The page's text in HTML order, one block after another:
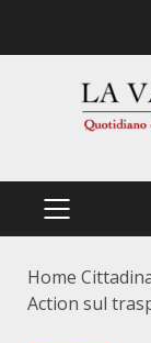
PRIMÄRES
Home
Action sul